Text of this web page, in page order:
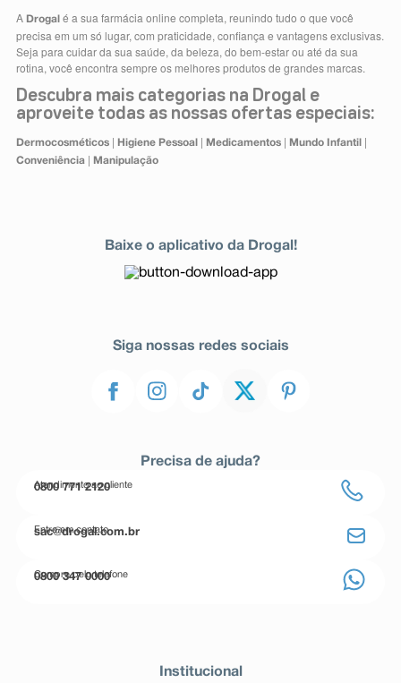
A Drogal é a sua farmácia online completa, reunindo tudo o que você
precisa em um só lugar, com praticidade, confiança e vantagens exclusivas.
Seja para cuidar da sua saúde, da beleza, do bem-estar ou até da sua
rotina, você encontra sempre os melhores produtos de grandes marcas.
Descubra mais categorias na Drogal e
aproveite todas as nossas ofertas especiais:
Dermocosméticos| Higiene Pessoal | Medicamentos| Mundo Infantil |
Conveniência| Manipulação
Baixe o aplicativo da Drogal!
Siga nossas redes sociais
Precisa de ajuda?
Atendimento ao cliente
0800 771 2120
Entre em contato
sac@drogal.com.br
Compre pelo telefone
0800 347 0000
Institucional